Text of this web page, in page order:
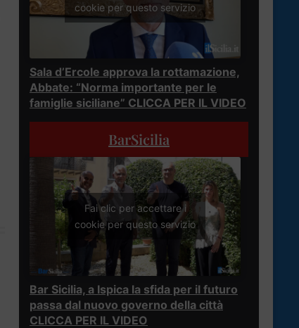
cookie per questo servizio
Sala d’Ercole approva la rottamazione,
Abbate: “Norma importante per le
famiglie siciliane” CLICCA PER IL VIDEO
BarSicilia
Fai clic per accettare i
cookie per questo servizio
Bar Sicilia, a Ispica la sfida per il futuro
passa dal nuovo governo della città
CLICCA PER IL VIDEO